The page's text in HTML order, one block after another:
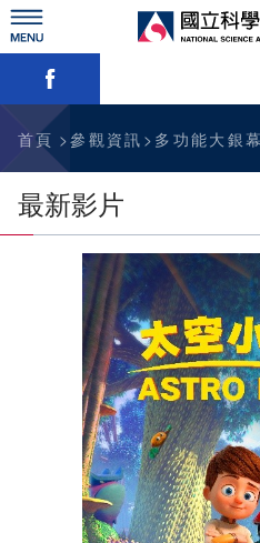
跳
到
主
要
訊息公告
參觀資訊
教育資源
網站服務
關於我們
略過字型切換，社群分享工具
首頁 參觀資訊 多功能大銀
最新影片